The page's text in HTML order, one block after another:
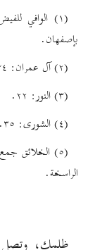
بإصفهان.
(۲) آل عمران: ۱۳٤.
(۳) النور: ۲۲.
(٤) الشورى: ۳٥.
(٥) الخلائق
الراسخة.
ظلمك،